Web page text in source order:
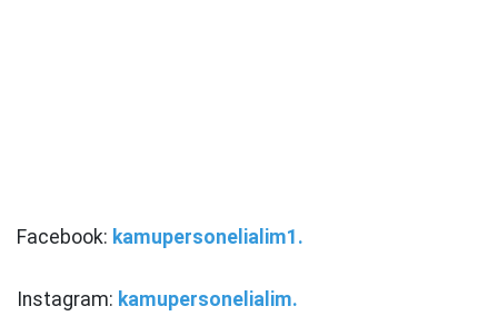
Facebook: kamupersonelialim1.
Instagram: kamupersonelialim.